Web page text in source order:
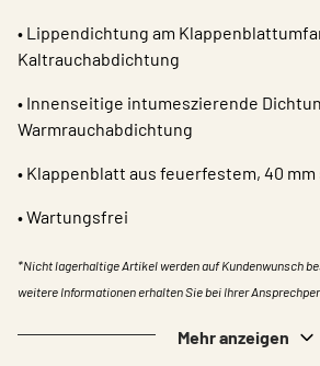
• Lippendichtung am
Kaltrauchabdichtung
• Innenseitige intumeszierende
Warmrauchabdichtung
• Klappenblatt aus feuerfestem, 40
• Wartungsfrei​​
*Nicht lagerhaltige Artikel werden auf Kundenwunsch
weitere Informationen erhalten Sie bei Ihrer
Mehr anzeigen